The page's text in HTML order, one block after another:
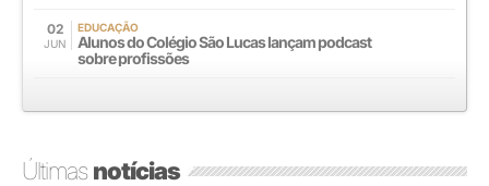
02
JUN
EDUCAÇÃO
Alunos do Colégio São Lucas lançam podcast
sobre profissões
Últimasnotícias